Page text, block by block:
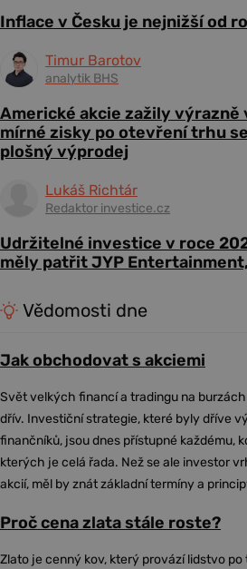
Inflace v Česku je nejnižší od
Timur Barotov
analytik BHS
Americké akcie zažily výrazně
mírné zisky po otevření trhu
plošný výprodej
Lukáš Richtár
Redaktor investice.cz
Udržitelné investice v roce
měly patřit JYP
Vědomosti dne
Jak obchodovat s akciemi
Svět velkých financí a tradingu na
dřív. Investiční strategie, které byly dříve
finančníků, jsou dnes přístupné každému,
kterých je celá řada. Než se ale investor
akcií, měl by znát základní termíny a
Proč cena zlata stále roste?
Zlato je cenný kov, který provází lidstvo